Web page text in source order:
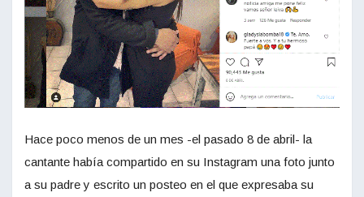
Hace poco menos de un mes -el pasado 8 de abril- la
cantante había compartido en su Instagram una foto junto
a su padre y escrito un posteo en el que expresaba su